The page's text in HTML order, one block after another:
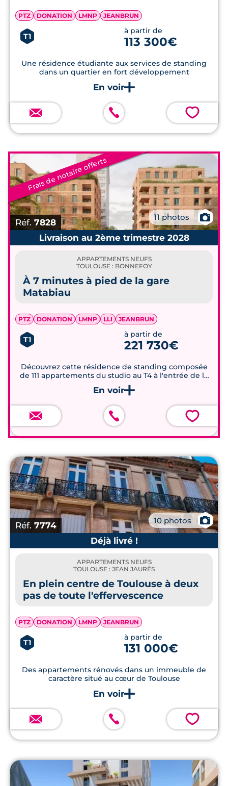
PTZ DONATION LMNP JEANBRUN
T1
à partir de
113 300€
Une résidence étudiante aux services de standing
dans un quartier en fort développement
💗
Frais de notaire offerts
Réf. 7828 11 photos
📷
Livraison au 2ème trimestre 2028
APPARTEMENTS NEUFS
TOULOUSE : BONNEFOY
À 7 minutes à pied de la gare
Matabiau
PTZ DONATION LMNP LLI JEANBRUN
T1
à partir de
221 730€
Découvrez cette résidence de standing composée
de 111 appartements du studio au T4 à l'entrée de la
nouvelle avenue de Lyon.
💗
Réf. 7774 10 photos
📷
Déjà livré !
APPARTEMENTS NEUFS
TOULOUSE : JEAN JAURÈS
En plein centre de Toulouse à deux
pas de toute l'effervescence
PTZ DONATION LMNP JEANBRUN
T1
à partir de
131 000€
Des appartements rénovés dans un immeuble de
caractère situé au cœur de Toulouse
💗